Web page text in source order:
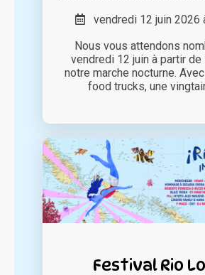
vendredi 12 juin 2026
Nous vous attendons
vendredi 12 juin à partir de
notre marche nocturne.
food trucks, une
Festival Rio